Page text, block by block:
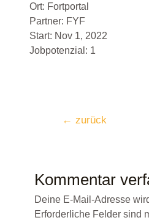
Ort: Fortportal
Partner: FYF
Start: Nov 1, 2022
Jobpotenzial: 1
← zurück
Kommentar
Deine E-Mail-Adresse
Erforderliche Felder sind